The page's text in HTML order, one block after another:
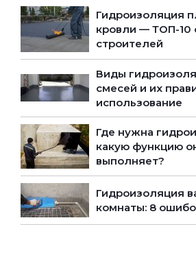
Гидроизоляция
кровли — ТОП-10
строителей
Виды
смесей и их
использование
Где нужна
какую функцию
выполняет?
Гидроизоляция
комнаты: 8